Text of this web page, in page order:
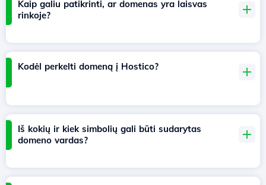
Kaip galiu patikrinti, ar domenas yra laisvas
rinkoje?
Kodėl perkelti domeną į Hostico?
Iš kokių ir kiek simbolių gali būti sudarytas
domeno vardas?